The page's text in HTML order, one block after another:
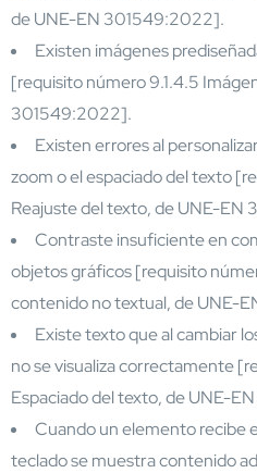
de UNE-EN 301549:2022].
Existen imágenes
[requisito número 9.1.4.5
301549:2022].
Existen errores al
zoom o el espaciado del texto
Reajuste del texto, de UNE-
Contraste insuficiente en
objetos gráficos [requisito
contenido no textual, de UNE-
Existe texto que al cambiar
no se visualiza correctamente
Espaciado del texto, de UNE-
Cuando un elemento recibe
teclado se muestra contenido